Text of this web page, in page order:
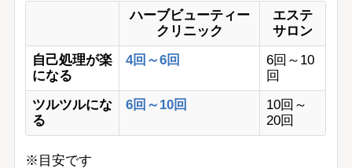
ハーブビューティー
クリニック
エステ
サロン
自己処理が楽
になる
4回～6回
6回～10
回
ツルツルにな
る
6回～10回
10回～
20回
※目安です